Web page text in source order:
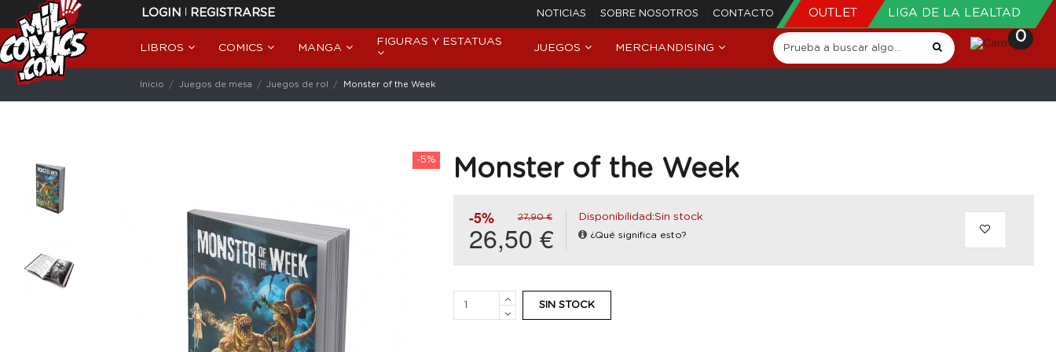
LOGIN | REGISTRARSE NOTICIAS SOBRE NOSOTROS CONTACTO OUTLET LIGA DE LA LEALTAD
LIBROS COMICS MANGA
FIGURAS Y ESTATUAS
JUEGOS MERCHANDISING
0
Inicio Juegos de mesa Juegos de rol Monster of the Week
-5% Monster of the Week
-5% 27,90 €
26,50 €
Disponibilidad:Sin stock
¿Qué significa esto?
SIN STOCK